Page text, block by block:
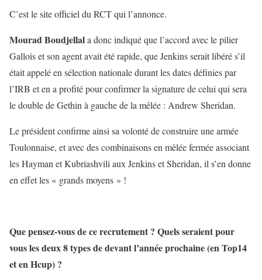
C’est lesite officiel du RCTqui l’annonce.
Mourad Boudjellala donc indiqué que l’accord avec le pilier
Gallois et son agent avait été rapide, que Jenkins serait libéré s’il
était appelé en sélection nationale durant les dates définies par
l’IRB et en a profité pour confirmer la signature de celui qui sera
le double de Gethin à gauche de la mêlée : Andrew Sheridan.
Le président confirme ainsi sa volonté de construire une armée
Toulonnaise, et avec des combinaisons en mêlée fermée associant
les Hayman et Kubriashvili aux Jenkins et Sheridan, il s’en donne
en effet les « grands moyens » !
Que pensez-vous de ce recrutement ? Quels seraient pour
vous les deux 8 types de devant l’année prochaine (en Top14
et en Hcup) ?